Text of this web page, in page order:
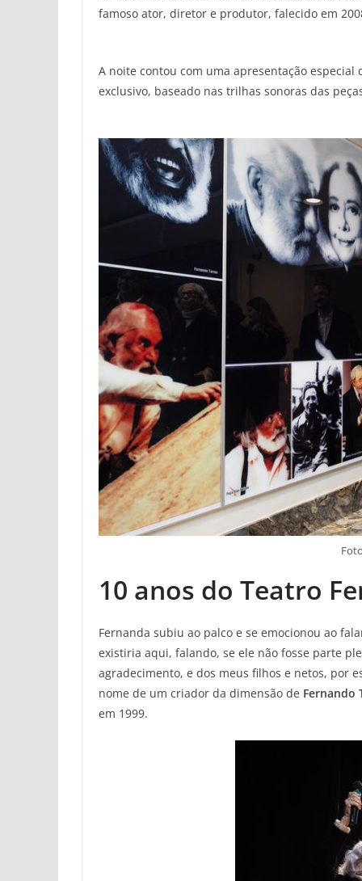
famoso ator, diretor e produtor, falecido em
A noite contou com uma apresentação
exclusivo, baseado nas trilhas sonoras das
10 anos do Teatro
Fernanda subiu ao palco e se emocionou ao
existiria aqui, falando, se ele não fosse parte
agradecimento, e dos meus filhos e netos, por
nome de um criador da dimensão de Fernando
em 1999.